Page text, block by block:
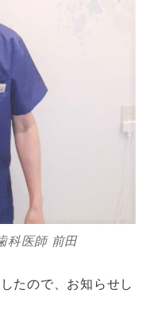
科医師 前田
たので、お知らせし